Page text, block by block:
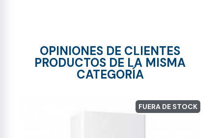
OPINIONES DE CLIENTES
PRODUCTOS DE LA MISMA
CATEGORÍA
FUERA DE STOCK